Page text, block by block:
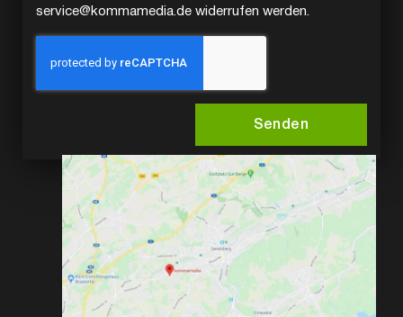
service@kommamedia.de widerrufen werden.
Senden